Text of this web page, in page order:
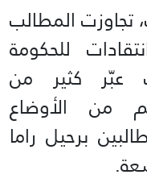
تجاوزت المطالب
للحكومة
عبّر كثير من
من الأوضاع
برحيل راما